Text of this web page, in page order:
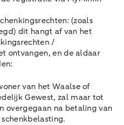
(zoals
dit hangt af van het
/
ontvangen, en de aldaar
van het Waalse of
Gewest, zal maar tot
overgegaan na betaling van